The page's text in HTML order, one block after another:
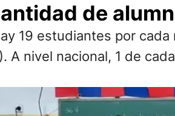
de
19 estudiantes por
A nivel nacional, 1 de